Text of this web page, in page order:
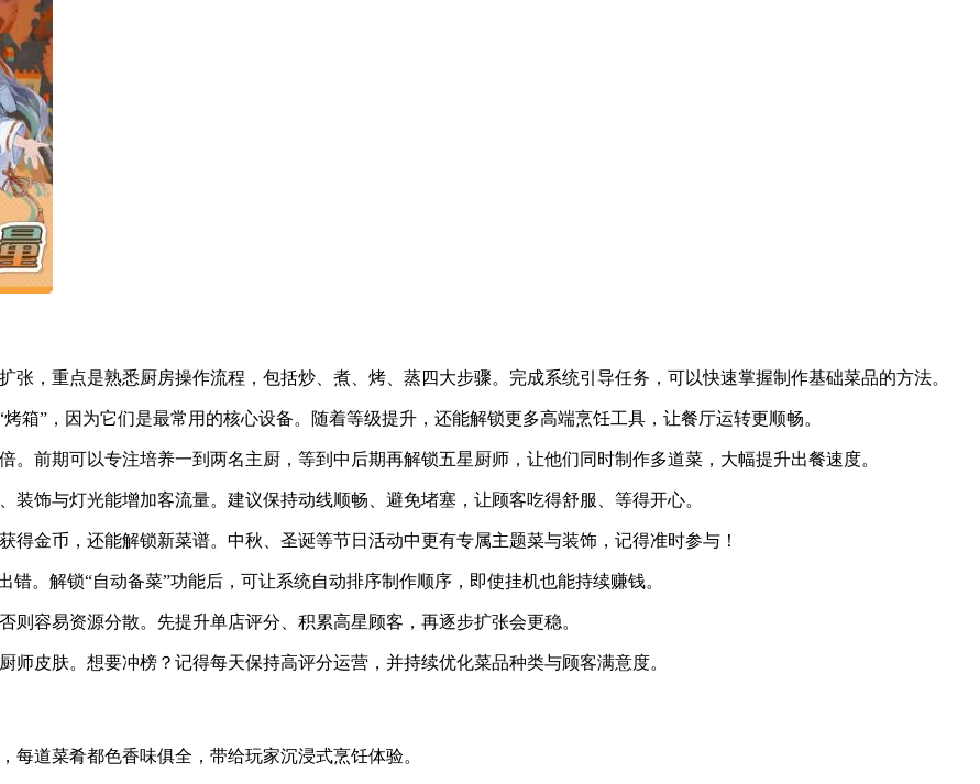
，重点是熟悉厨房操作流程，包括炒、煮、烤、蒸四大步骤。完成系统引导任务，可以快速掌握制作基础菜品的方法。
箱”，因为它们是最常用的核心设备。随着等级提升，还能解锁更多高端烹饪工具，让餐厅运转更顺畅。
前期可以专注培养一到两名主厨，等到中后期再解锁五星厨师，让他们同时制作多道菜，大幅提升出餐速度。
饰与灯光能增加客流量。建议保持动线顺畅、避免堵塞，让顾客吃得舒服、等得开心。
金币，还能解锁新菜谱。中秋、圣诞等节日活动中更有专属主题菜与装饰，记得准时参与！
。解锁“自动备菜”功能后，可让系统自动排序制作顺序，即使挂机也能持续赚钱。
容易资源分散。先提升单店评分、积累高星顾客，再逐步扩张会更稳。
皮肤。想要冲榜？记得每天保持高评分运营，并持续优化菜品种类与顾客满意度。
道菜肴都色香味俱全，带给玩家沉浸式烹饪体验。